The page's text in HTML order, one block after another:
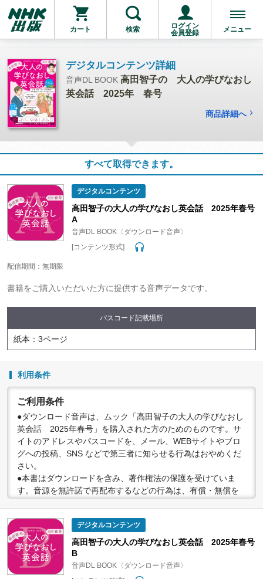
カート 検索
ログイン
会員登録
メニュー
デジタルコンテンツ詳細
音声DL BOOK 高田智子の 大人の学びなおし
英会話 2025年 春号
商品詳細へ
すべて取得できます。
デジタルコンテンツ
高田智子の大人の学びなおし英会話 2025年春号
A
音声DL BOOK〈ダウンロード音声〉
[コンテンツ形式]
配信期間：無期限
書籍をご購入いただいた方に提供する音声データです。
パスコード記載場所
紙本：3ページ
利用条件
ご利用条件
●ダウンロード音声は、ムック「高田智子の大人の学びなおし
英会話 2025年春号」を購入された方のためのものです。サ
イトのアドレスやパスコードを、メール、WEBサイトやブロ
グへの投稿、SNS などで第三者に知らせる行為はおやめくだ
さい。
●本書はダウンロードを含み、著作権法の保護を受けていま
す。音源を無許諾で再配布するなどの行為は、有償・無償を
●配信の方法やコンテンツの中身については、事前の告知なく
変更する場合がありますので、あらかじめご了承ください。
デジタルコンテンツ
高田智子の大人の学びなおし英会話 2025年春号
B
音声DL BOOK〈ダウンロード音声〉